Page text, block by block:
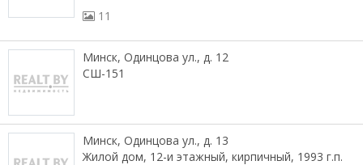
11
Минск, Одинцова ул., д. 12
СШ-151
Минск, Одинцова ул., д. 13
Жилой дом, 12-и этажный, кирпичный, 1993 г.п.